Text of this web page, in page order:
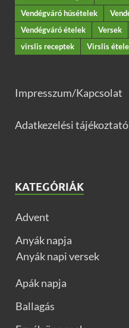
Vendégváró húsételek
Vendégváró ételek
Versek
virslis receptek
Virslis
Impresszum/Kapcsolat
Adatkezelési tájékoztató
KATEGÓRIÁK
Advent
Anyák napja
Anyák napi versek
Apák napja
Ballagás